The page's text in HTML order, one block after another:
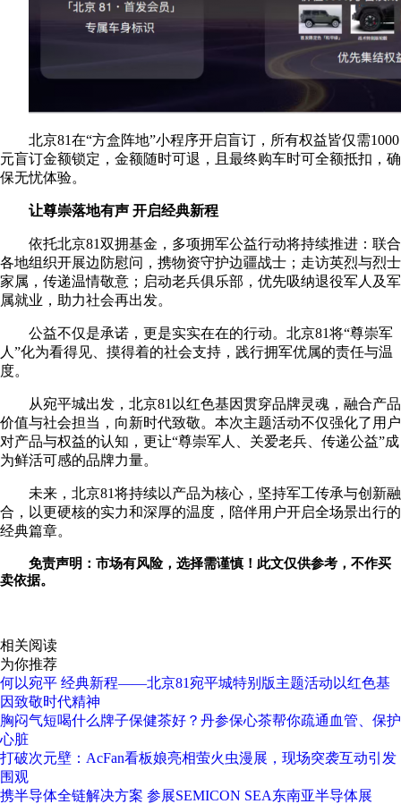
北京81在“方盒阵地”小程序开启盲订，所有权益皆仅需1000
元盲订金额锁定，金额随时可退，且最终购车时可全额抵扣，确
保无忧体验。
让尊崇落地有声 开启经典新程
依托北京81双拥基金，多项拥军公益行动将持续推进：联合
各地组织开展边防慰问，携物资守护边疆战士；走访英烈与烈士
家属，传递温情敬意；启动老兵俱乐部，优先吸纳退役军人及军
属就业，助力社会再出发。
公益不仅是承诺，更是实实在在的行动。北京81将“尊崇军
人”化为看得见、摸得着的社会支持，践行拥军优属的责任与温
度。
从宛平城出发，北京81以红色基因贯穿品牌灵魂，融合产品
价值与社会担当，向新时代致敬。本次主题活动不仅强化了用户
对产品与权益的认知，更让“尊崇军人、关爱老兵、传递公益”成
为鲜活可感的品牌力量。
未来，北京81将持续以产品为核心，坚持军工传承与创新融
合，以更硬核的实力和深厚的温度，陪伴用户开启全场景出行的
经典篇章。
免责声明：市场有风险，选择需谨慎！此文仅供参考，不作买
卖依据。
相关阅读
为你推荐
何以宛平 经典新程——北京81宛平城特别版主题活动以红色基
因致敬时代精神
胸闷气短喝什么牌子保健茶好？丹参保心茶帮你疏通血管、保护
心脏
打破次元壁：AcFan看板娘亮相萤火虫漫展，现场突袭互动引发
围观
携半导体全链解决方案 参展SEMICON SEA东南亚半导体展